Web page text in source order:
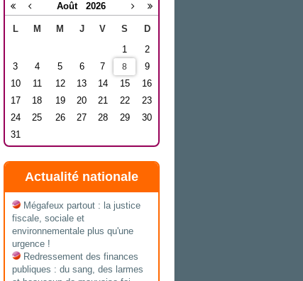
Août 2026
L M M J V S
D
1
2
3
4 5 6 7 8
9
10
11 12 13 14 15
16
17
18 19 20 21 22
23
24
25 26 27 28 29
30
31
Actualité nationale
Mégafeux partout : la justice
fiscale, sociale et
environnementale plus qu'une
urgence !
Redressement des finances
publiques : du sang, des larmes